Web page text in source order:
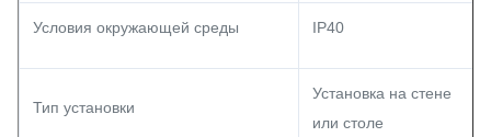
Условия окружающей среды IP40
Тип установки
Установка на стене
или столе